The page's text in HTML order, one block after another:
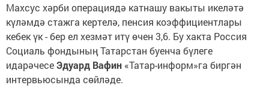
Махсус хәрби операциядә катнашу вакыты икеләтә
күләмдә стажга кертелә, пенсия коэффициентлары
кебек үк - бер ел хезмәт итү өчен 3,6. Бу хакта Россия
Социаль фондының Татарстан буенча бүлеге
идарәчесеЭдуард Вафин «Татар-информ»га биргән
интервьюсында сөйләде.